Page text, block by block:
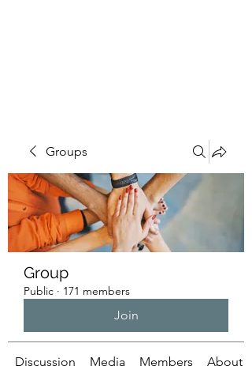
Groups
Group
Public · 171 members
Join
Discussion Media Members About